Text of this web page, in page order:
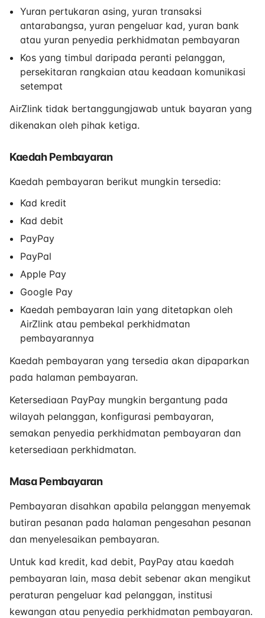
Yuran pertukaran asing, yuran transaksi
antarabangsa, yuran pengeluar kad, yuran bank
atau yuran penyedia perkhidmatan pembayaran
Kos yang timbul daripada peranti pelanggan,
persekitaran rangkaian atau keadaan komunikasi
setempat
AirZlink tidak bertanggungjawab untuk bayaran yang
dikenakan oleh pihak ketiga.
Kaedah Pembayaran
Kaedah pembayaran berikut mungkin tersedia:
Kad kredit
Kad debit
PayPay
PayPal
Apple Pay
Google Pay
Kaedah pembayaran lain yang ditetapkan oleh
AirZlink atau pembekal perkhidmatan
pembayarannya
Kaedah pembayaran yang tersedia akan dipaparkan
pada halaman pembayaran.
Ketersediaan PayPay mungkin bergantung pada
wilayah pelanggan, konfigurasi pembayaran,
semakan penyedia perkhidmatan pembayaran dan
ketersediaan perkhidmatan.
Masa Pembayaran
Pembayaran disahkan apabila pelanggan menyemak
butiran pesanan pada halaman pengesahan pesanan
dan menyelesaikan pembayaran.
Untuk kad kredit, kad debit, PayPay atau kaedah
pembayaran lain, masa debit sebenar akan mengikut
peraturan pengeluar kad pelanggan, institusi
kewangan atau penyedia perkhidmatan pembayaran.